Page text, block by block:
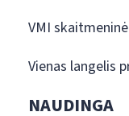
VMI
Vienas langelis
NAUDINGA